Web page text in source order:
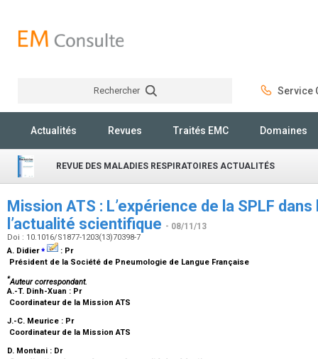
Rechercher Service
Actualités Revues Traités EMC Domaines
REVUE DES MALADIES RESPIRATOIRES ACTUALITÉS
Mission ATS : L’expérience de la SPLF
l’actualité scientifique - 08/11/13
Doi : 10.1016/S1877-1203(13)70398-7
A. Didier⁎ : Pr
Président de la Société de Pneumologie de Langue Française
*Auteur correspondant.
A.-T. Dinh-Xuan : Pr
Coordinateur de la Mission ATS
J.-C. Meurice : Pr
Coordinateur de la Mission ATS
D. Montani : Dr